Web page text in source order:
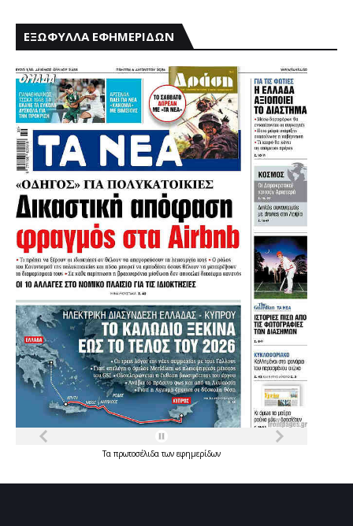
ΕΞΩΦΥΛΛΑ ΕΦΗΜΕΡΙΔΩΝ
Τα πρωτοσέλιδατων εφημερίδων